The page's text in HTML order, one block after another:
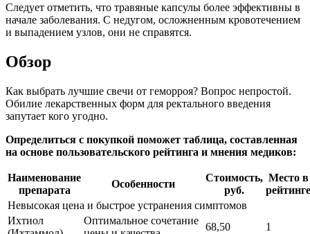
Следует отметить, что травяные капсулы более эффективны в
начале заболевания. С недугом, осложненным кровотечением
и выпадением узлов, они не справятся.
Обзор
Как выбрать лучшие свечи от геморроя? Вопрос непростой.
Обилие лекарственных форм для ректального введения
запутает кого угодно.
Определиться с покупкой поможет таблица, составленная
на основе пользовательского рейтинга и мнения медиков:
Наименование
препарата
Особенности
Стоимость,
руб.
Место в
рейтинге
Невысокая цена и быстрое устранения симптомов
Ихтиол
Оптимальное сочетание
68,50 1